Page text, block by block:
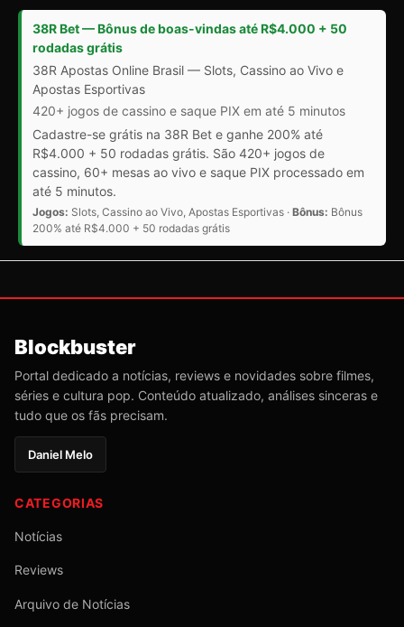
38R Bet — Bônus de boas-vindas até R$4.000 + 50
rodadas grátis
38R Apostas Online Brasil — Slots, Cassino ao Vivo e
Apostas Esportivas
420+ jogos de cassino e saque PIX em até 5 minutos
Cadastre-se grátis na 38R Bet e ganhe 200% até
R$4.000 + 50 rodadas grátis. São 420+ jogos de
cassino, 60+ mesas ao vivo e saque PIX processado em
até 5 minutos.
Jogos: Slots, Cassino ao Vivo, Apostas Esportivas · Bônus: Bônus
200% até R$4.000 + 50 rodadas grátis
Blockbuster
Portal dedicado a notícias, reviews e novidades sobre filmes,
séries e cultura pop. Conteúdo atualizado, análises sinceras e
tudo que os fãs precisam.
Daniel Melo
CATEGORIAS
Notícias
Reviews
Arquivo de Notícias